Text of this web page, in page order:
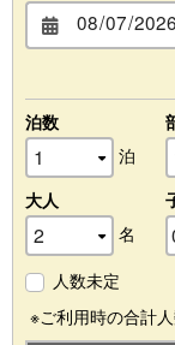
泊数
泊
大人
名
人数未定
※ご利用時の合計